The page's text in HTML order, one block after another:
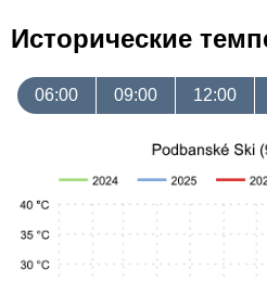
Исторические
06:00 09:00 12:00